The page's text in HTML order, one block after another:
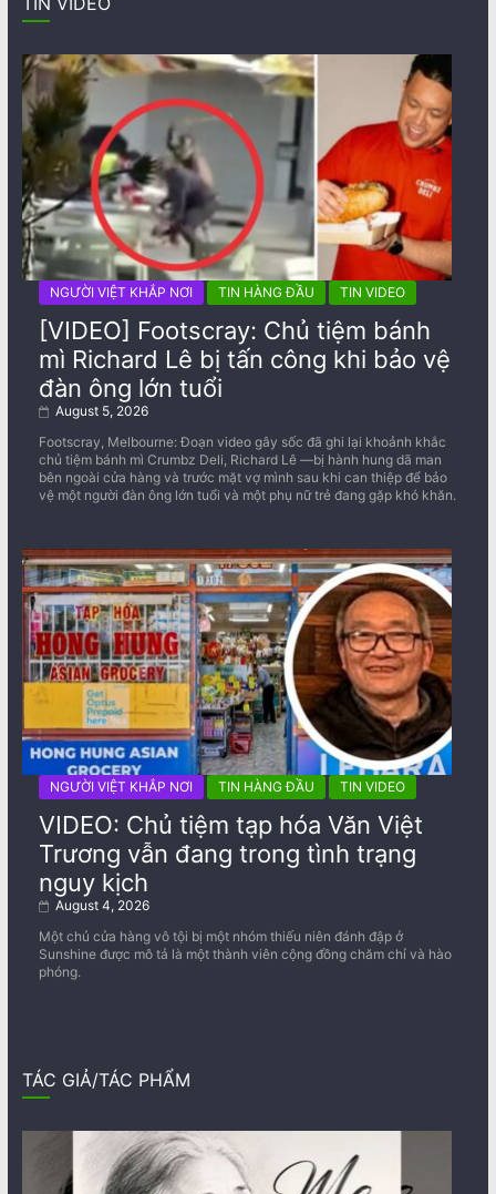
NGƯỜI VIỆT KHẮP NƠI TIN HÀNG ĐẦU TIN VIDEO
[VIDEO] Footscray: Chủ tiệm bánh
mì Richard Lê bị tấn công khi bảo vệ
đàn ông lớn tuổi
August 5, 2026
Footscray, Melbourne: Đoạn video gây sốc đã ghi lại khoảnh khắc
chủ tiệm bánh mì Crumbz Deli, Richard Lê —bị hành hung dã man
bên ngoài cửa hàng và trước mặt vợ mình sau khi can thiệp để bảo
vệ một người đàn ông lớn tuổi và một phụ nữ trẻ đang gặp khó khăn.
NGƯỜI VIỆT KHẮP NƠI TIN HÀNG ĐẦU TIN VIDEO
VIDEO: Chủ tiệm tạp hóa Văn Việt
Trương vẫn đang trong tình trạng
nguy kịch
August 4, 2026
Một chủ cửa hàng vô tội bị một nhóm thiếu niên đánh đập ở
Sunshine được mô tả là một thành viên cộng đồng chăm chỉ và hào
phóng.
TÁC GIẢ/TÁC PHẨM